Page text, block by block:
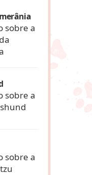
sobre a
sobre a
sobre a